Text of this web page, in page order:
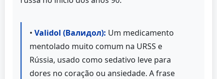
• Validol (Валидол): Um medicamento
mentolado muito comum na URSS e
Rússia, usado como sedativo leve para
dores no coração ou ansiedade. A frase